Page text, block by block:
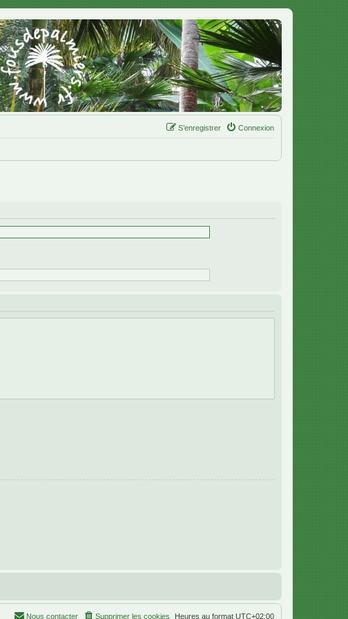
Connexion
S’enregistrer
Heures au format UTC+02:00
Supprimer les cookies
Nous contacter